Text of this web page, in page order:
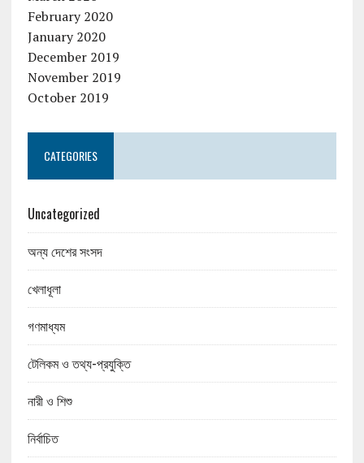
February 2020
January 2020
December 2019
November 2019
October 2019
CATEGORIES
Uncategorized
অন্য দেশের সংসদ
খেলাধূলা
গণমাধ্যম
টেলিকম ও তথ্য-প্রযুক্তি
নারী ও শিশু
নির্বাচিত